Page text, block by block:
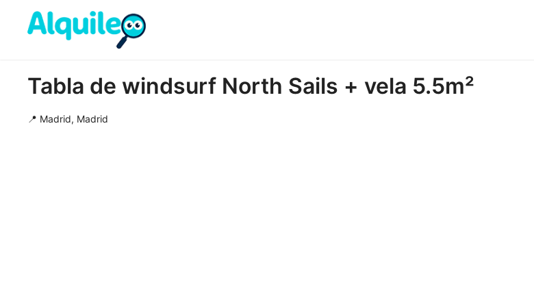
Tabla de windsurf North Sails + vela 5.5m²
📍 Madrid, Madrid